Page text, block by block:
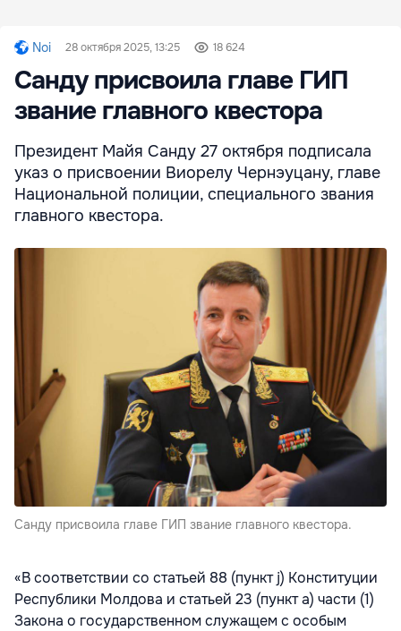
Noi 28 октября 2025, 13:25 18 624
Санду присвоила главе ГИП
звание главного квестора
Президент Майя Санду 27 октября подписала
указ о присвоении Виорелу Чернэуцану, главе
Национальной полиции, специального звания
главного квестора.
Санду присвоила главе ГИП звание главного квестора.
«В соответствии со статьей 88 (пункт j) Конституции
Республики Молдова и статьей 23 (пункт a) части (1)
Закона о государственном служащем с особым